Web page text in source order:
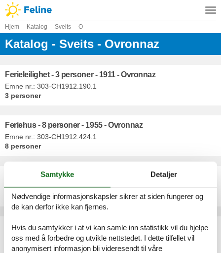
Hjem Katalog Sveits O
Katalog - Sveits - Ovronnaz
Ferieleilighet - 3 personer - 1911 - Ovronnaz
Emne nr.: 303-CH1912.190.1
3 personer
Feriehus - 8 personer - 1955 - Ovronnaz
Emne nr.: 303-CH1912.424.1
8 personer
Feriehus - 6 personer - 1955 - Ovronnaz
Emne nr.:303-CH1912.518.1
6 personer
Ferieleilighet - 4 personer - 1911 - Ovronnaz
Emne nr.:303-CH1912.645.3
4 personer
Samtykke Detaljer
Nødvendige informasjonskapsler sikrer at siden fungerer og
de kan derfor ikke kan fjernes.
Hvis du samtykker i at vi kan samle inn statistikk vil du hjelpe
oss med å forbedre og utvikle nettstedet. I dette tilfellet vil
anonymisert informasjon bli videresendt til våre